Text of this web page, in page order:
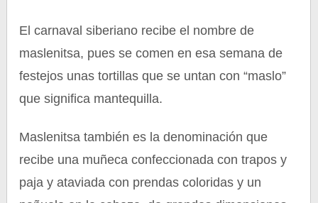
El carnaval siberiano recibe el nombre de
maslenitsa, pues se comen en esa semana de
festejos unas tortillas que se untan con “maslo”
que significa mantequilla.
Maslenitsa también es la denominación que
recibe una muñeca confeccionada con trapos y
paja y ataviada con prendas coloridas y un